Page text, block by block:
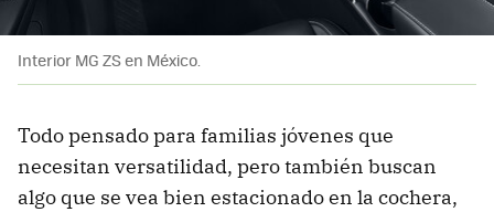
Interior MG ZS en México.
Todo pensado para familias jóvenes que
necesitan versatilidad, pero también buscan
algo que se vea bien estacionado en la cochera,